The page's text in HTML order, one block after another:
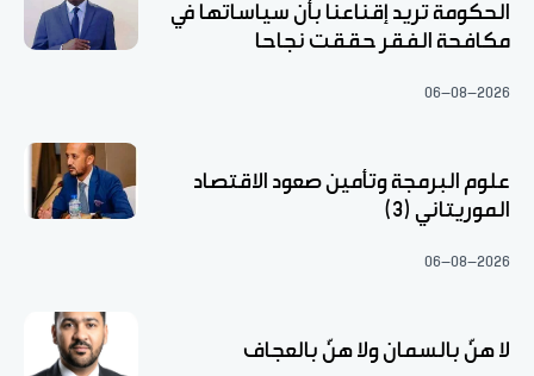
الحكومة تريد إقناعنا بأن سياساتها في
مكافحة الفقر حققت نجاحا
06-08-2026
علوم البرمجة وتأمين صعود الاقتصاد
الموريتاني (3)
06-08-2026
لا هنّ بالسمان ولا هنّ بالعجاف